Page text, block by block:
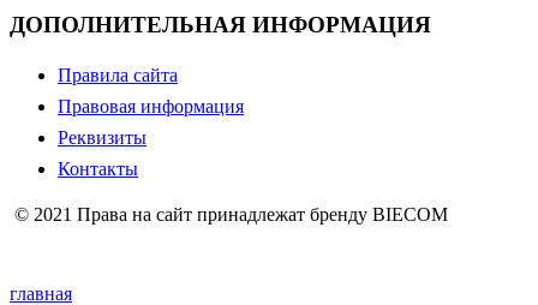
ДОПОЛНИТЕЛЬНАЯ ИНФОРМАЦИЯ
Правила сайта
Правовая информация
Реквизиты
Контакты
© 2021 Права на сайт принадлежат бренду BIECOM
главная